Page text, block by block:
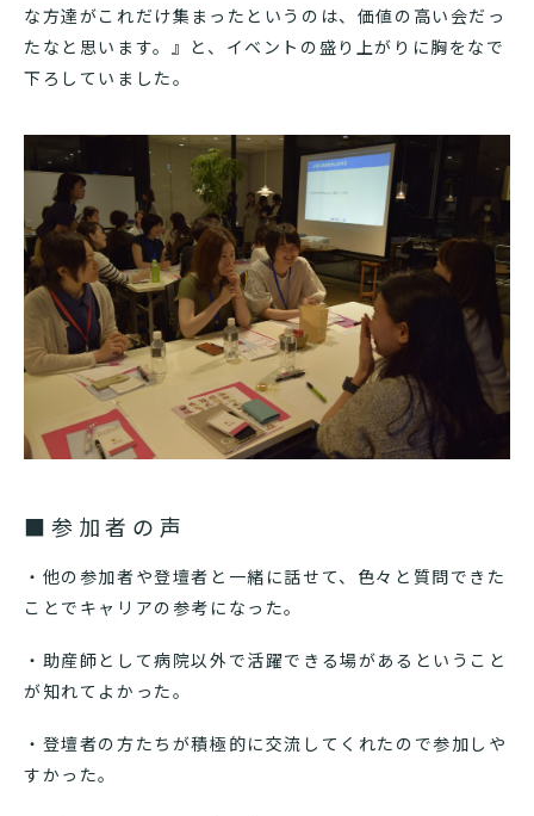
な方達がこれだけ集まったというのは、価値の高い会だっ
たなと思います。』と、イベントの盛り上がりに胸をなで
下ろしていました。
■参加者の声
・他の参加者や登壇者と一緒に話せて、色々と質問できた
ことでキャリアの参考になった。
・助産師として病院以外で活躍できる場があるということ
が知れてよかった。
・登壇者の方たちが積極的に交流してくれたので参加しや
すかった。